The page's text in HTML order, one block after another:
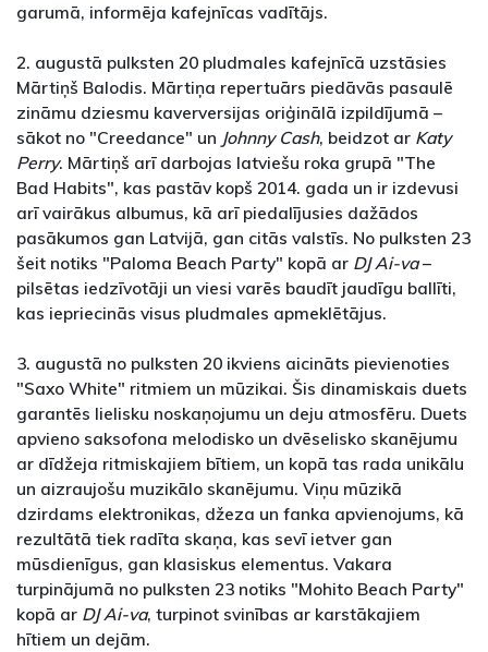
garumā, informēja kafejnīcas vadītājs.
2. augustā pulksten 20 pludmales kafejnīcā uzstāsies
Mārtiņš Balodis. Mārtiņa repertuārs piedāvās pasaulē
zināmu dziesmu kaverversijas oriģinālā izpildījumā –
sākot no "Creedance" un Johnny Cash, beidzot ar Katy
Perry. Mārtiņš arī darbojas latviešu roka grupā "The
Bad Habits", kas pastāv kopš 2014. gada un ir izdevusi
arī vairākus albumus, kā arī piedalījusies dažādos
pasākumos gan Latvijā, gan citās valstīs. No pulksten 23
šeit notiks "Paloma Beach Party" kopā ar DJ Ai-va–
pilsētas iedzīvotāji un viesi varēs baudīt jaudīgu ballīti,
kas iepriecinās visus pludmales apmeklētājus.
3. augustā no pulksten 20 ikviens aicināts pievienoties
"Saxo White" ritmiem un mūzikai. Šis dinamiskais duets
garantēs lielisku noskaņojumu un deju atmosfēru. Duets
apvieno saksofona melodisko un dvēselisko skanējumu
ar dīdžeja ritmiskajiem bītiem, un kopā tas rada unikālu
un aizraujošu muzikālo skanējumu. Viņu mūzikā
dzirdams elektronikas, džeza un fanka apvienojums, kā
rezultātā tiek radīta skaņa, kas sevī ietver gan
mūsdienīgus, gan klasiskus elementus. Vakara
turpinājumā no pulksten 23 notiks "Mohito Beach Party"
kopā ar DJ Ai-va, turpinot svinības ar karstākajiem
hītiem un dejām.